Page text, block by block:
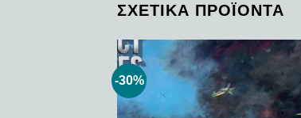
ΣΧΕΤΙΚΆ ΠΡΟΪΌΝΤΑ
-30%
Add to
wishlist